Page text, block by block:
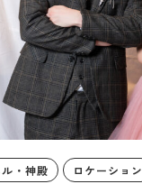
・神殿
ロケーション